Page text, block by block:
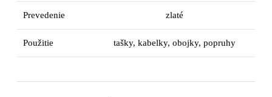
Prevedenie zlaté
Použitie tašky, kabelky, obojky, popruhy